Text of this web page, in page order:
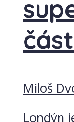
Miloš
Londýn